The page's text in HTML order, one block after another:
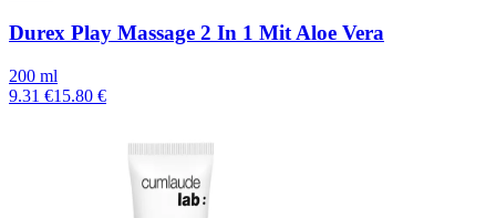
Durex Play Massage 2 In 1 Mit Aloe Vera
200 ml
9.31 €15.80 €